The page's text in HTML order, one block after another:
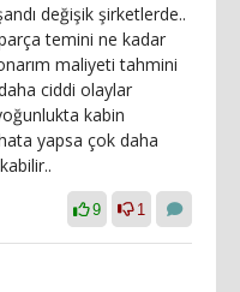
değişik şirketlerde..
temini ne kadar
maliyeti tahmini
ciddi olaylar
kabin
yapsa çok daha
9 1